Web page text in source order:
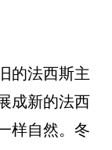
的法西斯主
成新的法西
样自然。冬